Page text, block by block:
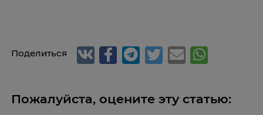
Поделиться
Пожалуйста, оцените эту статью: